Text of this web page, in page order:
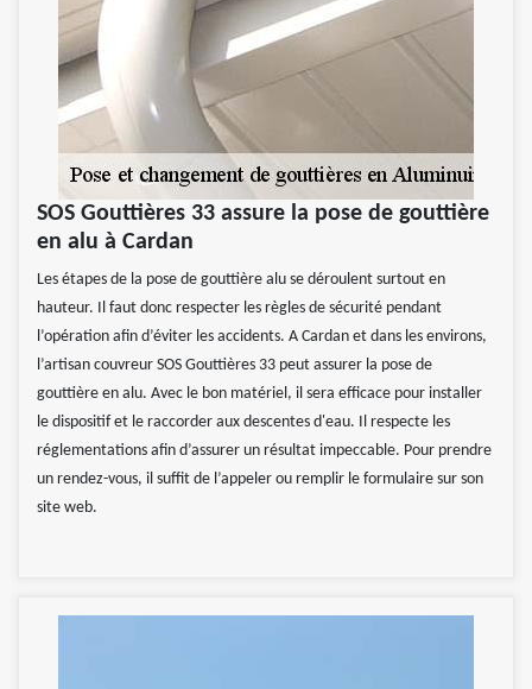
SOS Gouttières 33 assure la pose de gouttière
en alu à Cardan
Les étapes de la pose de gouttière alu se déroulent surtout en
hauteur. Il faut donc respecter les règles de sécurité pendant
l’opération afin d’éviter les accidents. A Cardan et dans les environs,
l’artisan couvreur SOS Gouttières 33 peut assurer la pose de
gouttière en alu. Avec le bon matériel, il sera efficace pour installer
le dispositif et le raccorder aux descentes d'eau. Il respecte les
réglementations afin d’assurer un résultat impeccable. Pour prendre
un rendez-vous, il suffit de l’appeler ou remplir le formulaire sur son
site web.